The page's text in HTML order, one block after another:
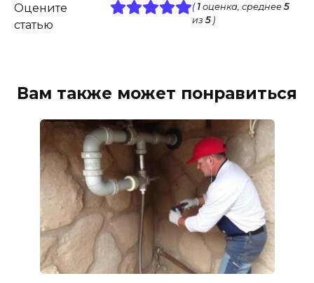
Оцените
статью
( 1оценка, среднее 5
из 5)
Вам также может понравиться